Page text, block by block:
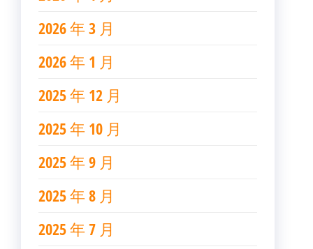
2026 年 3 月
2026 年 1 月
2025 年 12 月
2025 年 10 月
2025 年 9 月
2025 年 8 月
2025 年 7 月